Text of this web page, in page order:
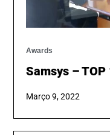
Awards
Samsys –
Março 9, 2022